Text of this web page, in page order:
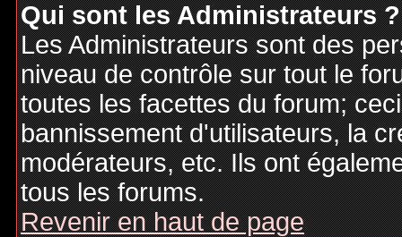
Qui sont les Administrateurs ?
Les Administrateurs sont des
niveau de contrôle sur tout le
toutes les facettes du forum;
bannissement d'utilisateurs, la
modérateurs, etc. Ils ont
tous les forums.
Revenir en haut de page